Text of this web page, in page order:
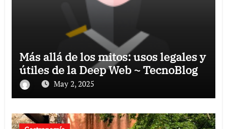
Más allá de los mitos: usos legales y
útiles de la Deep Web ~ TecnoBlog
May 2, 2025